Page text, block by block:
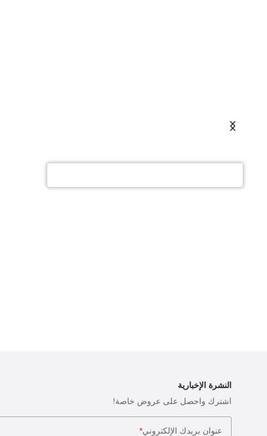
النشرة الإخبارية
اشترك واحصل على عروض خاصة!
عنوان بريدك الإلكتروني*